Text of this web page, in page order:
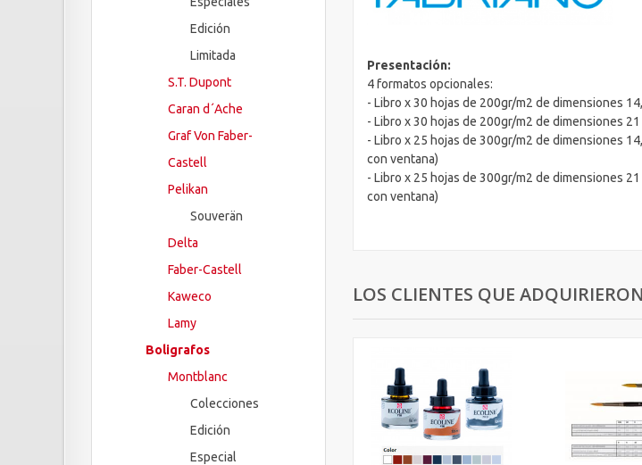
Edición
Limitada
S.T. Dupont
Caran d´Ache
Graf Von Faber-
Castell
Pelikan
Souverän
Delta
Faber-Castell
Kaweco
Lamy
Boligrafos
Montblanc
Colecciones
Edición
Especial
Presentación:
4 formatos opcionales:
- Libro x 30 hojas de 200gr/m2 de dimensiones
- Libro x 30 hojas de 200gr/m2 de dimensiones
- Libro x 25 hojas de 300gr/m2 de dimensiones
con ventana)
- Libro x 25 hojas de 300gr/m2 de dimensiones
con ventana)
LOS CLIENTES QUE